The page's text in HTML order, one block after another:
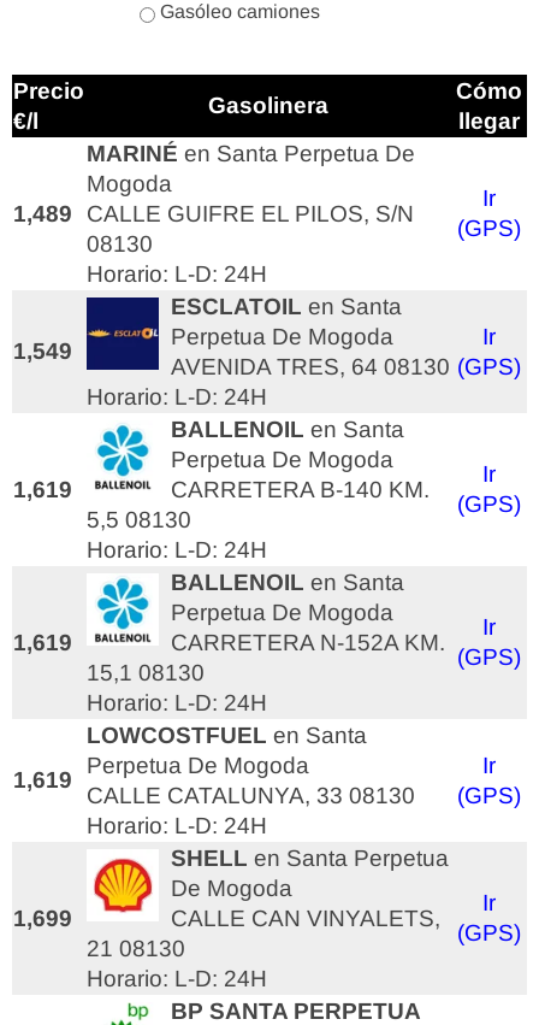
Gasóleo camiones
Precio
€/l
Gasolinera
Cómo
llegar
1,489
MARINÉ en Santa Perpetua De
Mogoda
CALLE GUIFRE EL PILOS, S/N
08130
Horario: L-D: 24H
Ir
(GPS)
1,549
ESCLATOIL en Santa
Perpetua De Mogoda
AVENIDA TRES, 64 08130
Horario: L-D: 24H
Ir
(GPS)
1,619
BALLENOIL en Santa
Perpetua De Mogoda
CARRETERA B-140 KM.
5,5 08130
Horario: L-D: 24H
Ir
(GPS)
1,619
BALLENOIL en Santa
Perpetua De Mogoda
CARRETERA N-152A KM.
15,1 08130
Horario: L-D: 24H
Ir
(GPS)
1,619
LOWCOSTFUEL en Santa
Perpetua De Mogoda
CALLE CATALUNYA, 33 08130
Horario: L-D: 24H
Ir
(GPS)
1,699
SHELL en Santa Perpetua
De Mogoda
CALLE CAN VINYALETS,
21 08130
Horario: L-D: 24H
Ir
(GPS)
BP SANTA PERPETUA